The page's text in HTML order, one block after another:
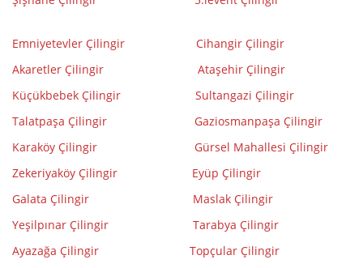
Emniyetevler Çilingir
Cihangir Çilingir
Akaretler Çilingir
Ataşehir Çilingir
Küçükbebek Çilingir
Sultangazi Çilingir
Talatpaşa Çilingir
Gaziosmanpaşa Çilingir
Karaköy Çilingir
Gürsel Mahallesi Çilingir
Zekeriyaköy Çilingir
Eyüp Çilingir
Galata Çilingir
Maslak Çilingir
Yeşilpınar Çilingir
Tarabya Çilingir
Ayazağa Çilingir
Topçular Çilingir